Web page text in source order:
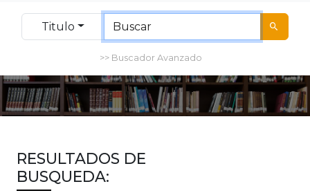
Titulo
>> Buscador Avanzado
RESULTADOS DE
BUSQUEDA: